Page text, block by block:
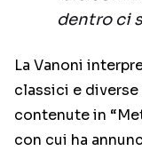
dentro ci
La Vanoni
classici e
contenute in
con cui ha